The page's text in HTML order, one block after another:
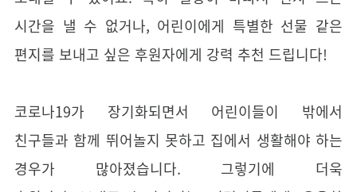
시간을 낼 수 없거나, 어린이에게 특별한 선물 같은
편지를 보내고 싶은 후원자에게 강력 추천 드립니다!
코로나19가 장기화되면서 어린이들이 밖에서
친구들과 함께 뛰어놀지 못하고 집에서 생활해야 하는
경우가 많아졌습니다. 그렇기에 더욱